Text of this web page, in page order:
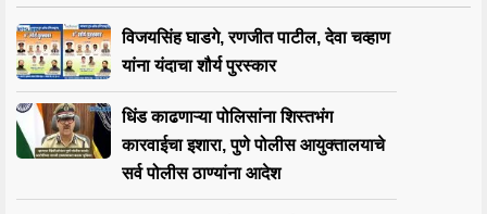
विजयसिंह घाडगे, रणजीत पाटील, देवा चव्हाण
यांना यंदाचा शौर्य पुरस्कार
धिंड काढणाऱ्या पोलिसांना शिस्तभंग
कारवाईचा इशारा, पुणे पोलीस आयुक्तालयाचे
सर्व पोलीस ठाण्यांना आदेश